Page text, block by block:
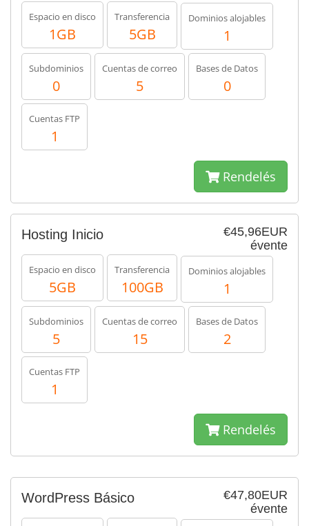
Espacio en disco
1GB
Transferencia
5GB
Dominios alojables
1
Subdominios
0
Cuentas de correo
5
Bases de Datos
0
Cuentas FTP
1
Rendelés
€45,96EUR
évente
Hosting Inicio
Espacio en disco
5GB
Transferencia
100GB
Dominios alojables
1
Subdominios
5
Cuentas de correo
15
Bases de Datos
2
Cuentas FTP
1
Rendelés
€47,80EUR
évente
WordPress Básico